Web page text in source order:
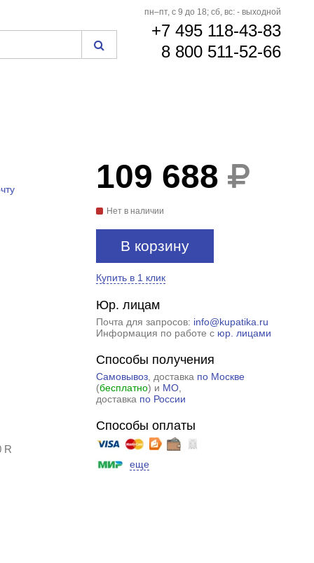
пн–пт, с 9 до 18; сб, вс: - выходной
+7 495 118-43-83
8 800 511-52-66
R
109 688
Нет в наличии
В корзину
Купить в 1 клик
Юр. лицам
Почта для запросов: info@kupatika.ru
Информация по работе с юр. лицами
Способы получения
Самовывоз, доставка по Москве
(бесплатно) и МО,
доставка по России
Способы оплаты
еще